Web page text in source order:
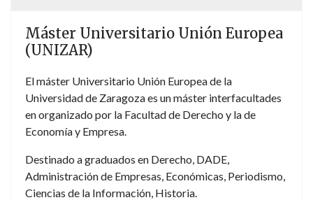
Máster Universitario Unión Europea
(UNIZAR)
El máster Universitario Unión Europea de la
Universidad de Zaragoza es un máster interfacultades
en organizado por la Facultad de Derecho y la de
Economía y Empresa.
Destinado a graduados en Derecho, DADE,
Administración de Empresas, Económicas, Periodismo,
Ciencias de la Información, Historia.